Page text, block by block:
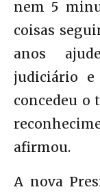
nem 5
coisas
anos
judiciário e
concedeu o
afirmou.
A nova